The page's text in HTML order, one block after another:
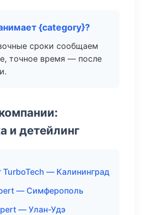
{category}?
сроки сообщаем
точное время — после
и детейлинг
— Калининград
— Симферополь
— Улан-Удэ